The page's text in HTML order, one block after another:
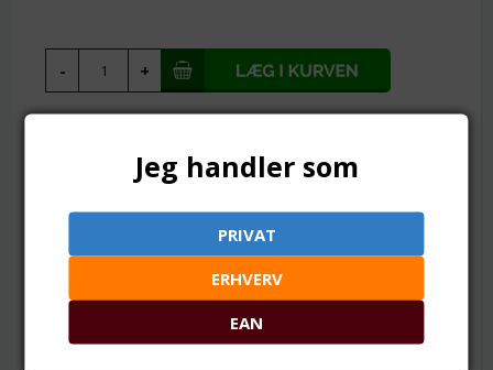
8 x 3.5 mm. Grade A. Med lige kant.
Mål: ca. 8 x 3.5 mm med lige kant
Hul: ca. 1.5 mm
Grade A = pæne og stort set fejlfrie
Jeg handler som
PRIVAT
ERHVERV
EAN